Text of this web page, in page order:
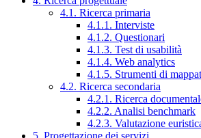
4.1. Ricerca primaria
4.1.1. Interviste
4.1.2. Questionari
4.1.3. Test di usabilità
4.1.4. Web analytics
4.1.5. Strumenti di
4.2. Ricerca secondaria
4.2.1. Ricerca
4.2.2. Analisi benchmark
4.2.3. Valutazione
5. Progettazione dei servizi